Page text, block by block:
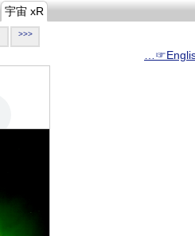
宇宙 xR
>>>